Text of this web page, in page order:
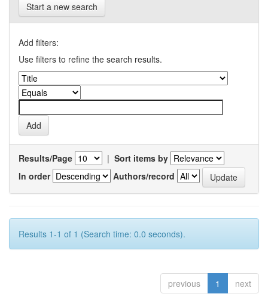
Start a new search
Add filters:
Use filters to refine the search results.
Results/Page | Sort items by
In order
Authors/record
Results 1-1 of 1 (Search time: 0.0 seconds).
previous 1 next